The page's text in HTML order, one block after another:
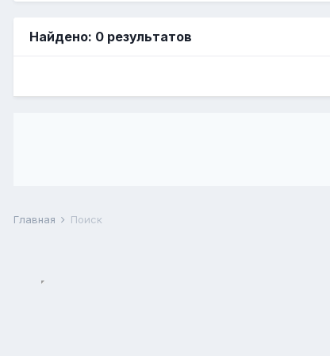
Найдено: 0 результатов
Главная Поиск